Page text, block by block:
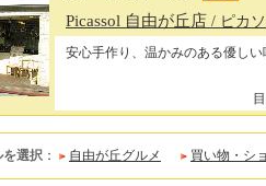
Picassol 自由が丘店 / ピカ
安心手作り、温かみのある優し
を選択 ： 自由が丘グルメ 買い物・シ